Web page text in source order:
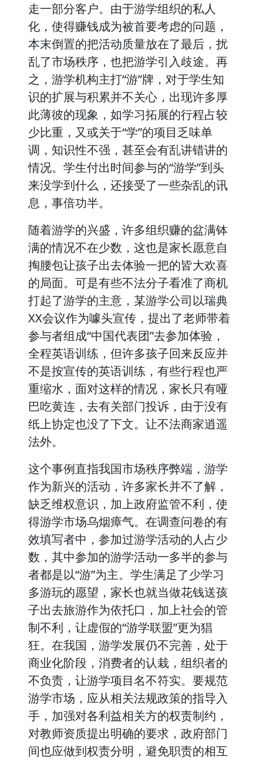
走一部分客户。由于游学组织的私人
化，使得赚钱成为被首要考虑的问题，
本末倒置的把活动质量放在了最后，扰
乱了市场秩序，也把游学引入歧途。再
之，游学机构主打“游”牌，对于学生知
识的扩展与积累并不关心，出现许多厚
此薄彼的现象，如学习拓展的行程占较
少比重，又或关于“学”的项目乏味单
调，知识性不强，甚至会有乱讲错讲的
情况。学生付出时间参与的“游学”到头
来没学到什么，还接受了一些杂乱的讯
息，事倍功半。
随着游学的兴盛，许多组织赚的盆满钵
满的情况不在少数，这也是家长愿意自
掏腰包让孩子出去体验一把的皆大欢喜
的局面。可是有些不法分子看准了商机
打起了游学的主意，某游学公司以瑞典
XX会议作为噱头宣传，提出了老师带着
参与者组成“中国代表团”去参加体验，
全程英语训练，但许多孩子回来反应并
不是按宣传的英语训练，有些行程也严
重缩水，面对这样的情况，家长只有哑
巴吃黄连，去有关部门投诉，由于没有
纸上协定也没了下文。让不法商家逍遥
法外。
这个事例直指我国市场秩序弊端，游学
作为新兴的活动，许多家长并不了解，
缺乏维权意识，加上政府监管不利，使
得游学市场乌烟瘴气。在调查问卷的有
效填写者中，参加过游学活动的人占少
数，其中参加的游学活动一多半的参与
者都是以“游”为主。学生满足了少学习
多游玩的愿望，家长也就当做花钱送孩
子出去旅游作为依托口，加上社会的管
制不利，让虚假的“游学联盟”更为猖
狂。在我国，游学发展仍不完善，处于
商业化阶段，消费者的认栽，组织者的
不负责，让游学项目名不符实。要规范
游学市场，应从相关法规政策的指导入
手，加强对各利益相关方的权责制约，
对教师资质提出明确的要求，政府部门
间也应做到权责分明，避免职责的相互